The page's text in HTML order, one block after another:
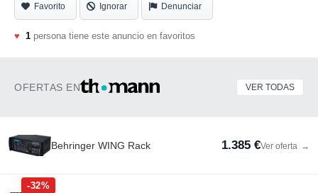
Favorito Ignorar Denunciar
♥ 1 persona tiene este anuncio en favoritos
OFERTAS EN VER TODAS
Behringer WING Rack 1.385 €Ver oferta →
-32%